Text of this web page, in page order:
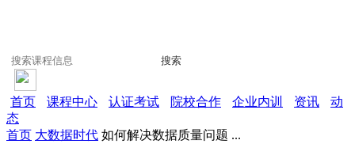
搜索
首页 课程中心 认证考试 院校合作 企业内训 资讯
动
态
首页 大数据时代 如何解决数据质量问题 ...